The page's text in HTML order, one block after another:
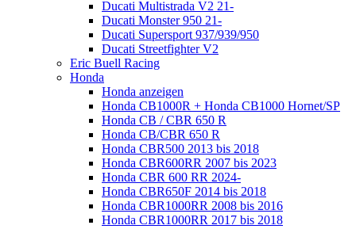
Ducati Multistrada V2 21-
Ducati Monster 950 21-
Ducati Supersport 937/939/950
Ducati Streetfighter V2
Eric Buell Racing
Honda
Honda anzeigen
Honda CB1000R + Honda CB1000 Hornet/SP
Honda CB / CBR 650 R
Honda CB/CBR 650 R
Honda CBR500 2013 bis 2018
Honda CBR600RR 2007 bis 2023
Honda CBR 600 RR 2024-
Honda CBR650F 2014 bis 2018
Honda CBR1000RR 2008 bis 2016
Honda CBR1000RR 2017 bis 2018